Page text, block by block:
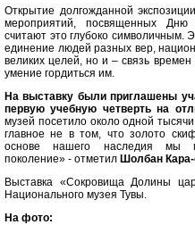
Открытие долгожданной
мероприятий, посвященных Дню
считают это глубоко символичным.
единение людей разных вер,
великих целей, но и – связь
умение гордиться им.
На выставку были приглашены
первую учебную четверть на
музей посетило около одной
главное не в том, что золото
основе нашего наследия мы
поколение» - отметил Шолбан
Выставка «Сокровища Долины
Национального музея Тувы.
На фото: